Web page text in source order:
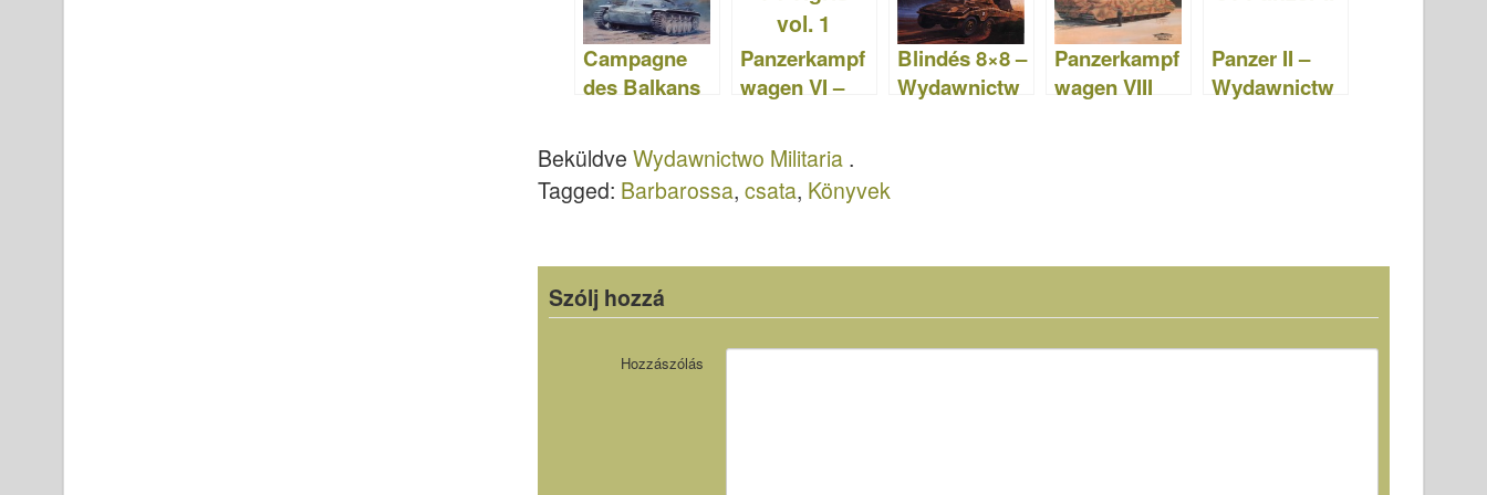
Campagne
des Balkans
Wydawnictw
o Militaria 143
Panzerkampf
wagen VI –
Sdkfz.181 –
Wydawnictw
o Militaria 074
Blindés 8×8 –
Wydawnictw
Panzerkampf
wagen VIII
Panzer II –
Wydawnictw
Beküldve Wydawnictwo Militaria .
Tagged: Barbarossa, csata, Könyvek
Szólj hozzá
Hozzászólás